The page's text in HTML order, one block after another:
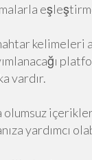
kelimeleri
vardır.
olumsuz
yardımcı